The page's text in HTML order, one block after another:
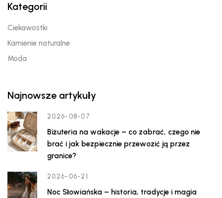
Kategorii
Ciekawostki
Kamienie naturalne
Moda
Najnowsze artykuły
2026-08-07
Biżuteria na wakacje – co zabrać, czego nie
brać i jak bezpiecznie przewozić ją przez
granice?
2026-06-21
Noc Słowiańska – historia, tradycje i magia